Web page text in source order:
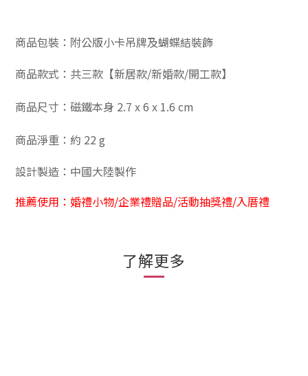
商品包裝：附公版小卡吊牌及蝴蝶結裝飾
商品款式：共三款【新居款/新婚款/開工款】
商品尺寸：磁鐵本身 2.7 x 6 x 1.6 cm
商品淨重：約 22 g
設計製造：中國大陸製作
推薦使用：婚禮小物/企業禮贈品/活動抽獎禮/入厝禮
了解更多